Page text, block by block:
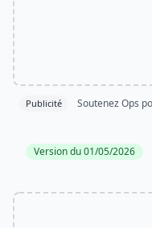
Publicité Soutenez Ops
Version du 01/05/2026